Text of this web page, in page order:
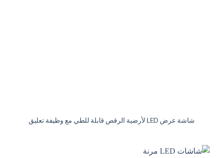
شاشة عرض LED لأرضية الرقص قابلة للطي مع وظيفة تعليق